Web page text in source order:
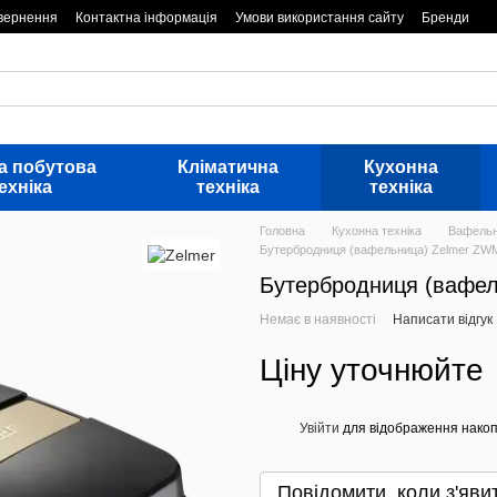
Контактна інформація Умови використання сайту Бренди
побутова
Кліматична
техніка
Кухонна
техніка
Головна Кухонна техніка
Бутербродниця (вафельница) Zelmer
Бутербродниця
Немає в наявності Написати відгук
Ціну уточнюйте
Увійти для відображення
Повідомити, коли